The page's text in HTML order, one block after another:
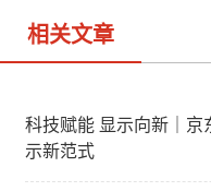
相关文章
科技赋能 显示向新｜京
示新范式